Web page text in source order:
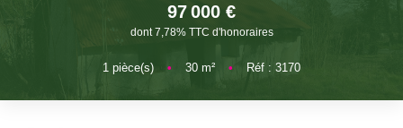
GERER
VIAGER
97 000 €
dont 7,78% TTC d'honoraires
1 pièce(s) • 30 m² • Réf : 3170